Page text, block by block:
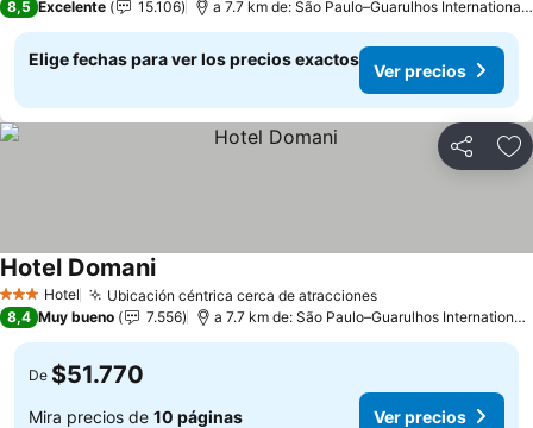
8,5 Excelente 15.106 a 7.7 km de: São Paulo–Guarulhos International Airport
Elige fechas para ver los precios exactos
Ver precios
Compartir
3 Estrellas
Hotel Ubicación céntrica cerca de atracciones
Hotel Domani
8,4 Muy bueno 7.556 a 7.7 km de: São Paulo–Guarulhos International Airport
De $51.770
Mira precios de 10 páginas Ver precios